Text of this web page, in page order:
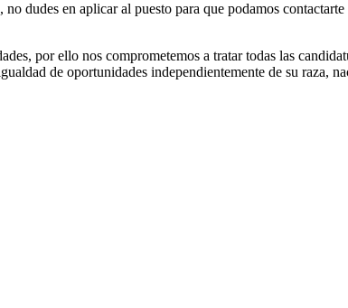
dudes en aplicar al puesto para que podamos
por ello nos comprometemos a tratar todas las
de oportunidades independientemente de su